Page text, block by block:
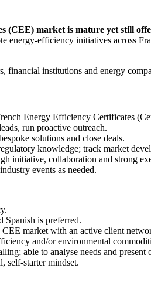
(CEE) market is mature yet still
energy-efficiency initiatives across
financial institutions and energy
Energy Efficiency Certificates
run proactive outreach.
solutions and close deals.
knowledge; track market
initiative, collaboration and strong
events as needed.
Spanish is preferred.
CEE market with an active client
and/or environmental
able to analyse needs and present
self-starter mindset.